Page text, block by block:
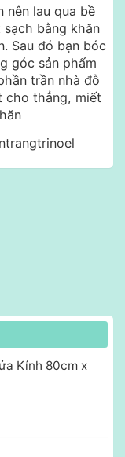
nên lau qua bề
bằng khăn
Sau đó bạn bóc
góc sản phẩm
trần nhà đỗ
cho thẳng, miết
Kính 80cm x